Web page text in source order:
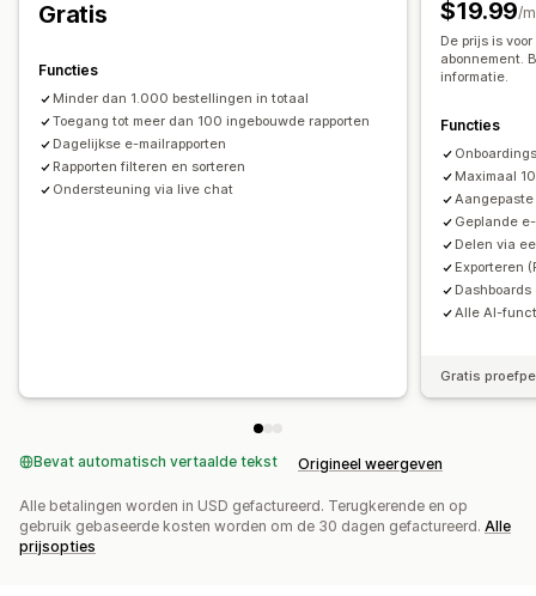
Meerdere valuta
Automatische gegevenssynchronisatie
Overzicht dagelijkse omzet
Transacties Uitbetalingen
Voorraad en product
Beeldmateriaal en rapporten
Analyticsdashboard Aangepaste dashboards
Rapporten van meerdere winkels
Aangepaste rapporten Gegevensexport
Historische analyse
Voorspelling
Gratis
Functies
Minder dan 1.000 bestellingen in totaal
Toegang tot meer dan 100 ingebouwde rapporten
Dagelijkse e-mailrapporten
Rapporten filteren en sorteren
Ondersteuning via live chat
$19.99/
De prijs is
abonnement.
informatie.
Functies
Maximaal
Geplande
Delen via
Exporteren
Dashboards
Alle AI-
Gratis
Bevat automatisch vertaalde tekst Origineel weergeven
Alle betalingen worden in USD gefactureerd. Terugkerende en op
gebruik gebaseerde kosten worden om de 30 dagen gefactureerd. Alle
prijsopties